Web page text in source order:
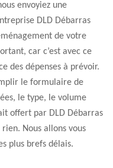
envoyiez une
DLD Débarras
de votre
car c’est avec ce
des dépenses à prévoir.
le formulaire de
le type, le volume
offert par DLD Débarras
Nous allons vous
plus brefs délais.